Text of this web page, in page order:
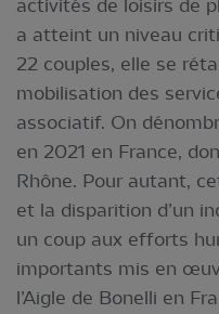
activités de loisirs de
a atteint un niveau
22 couples, elle se
mobilisation des
associatif. On
en 2021 en France,
Rhône. Pour autant,
et la disparition d’un
un coup aux efforts
importants mis en
l’Aigle de Bonelli en